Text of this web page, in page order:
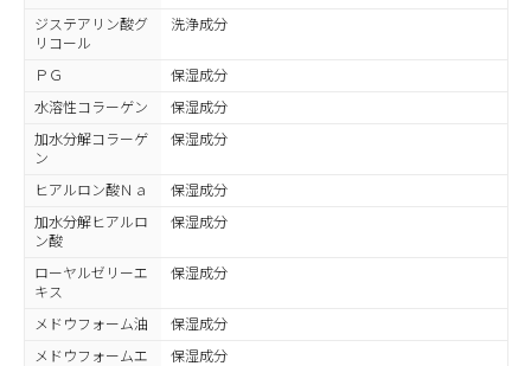
ジステアリン酸グ
リコール
洗浄成分
ＰＧ
保湿成分
水溶性コラーゲン
保湿成分
加水分解コラーゲ
ン
保湿成分
ヒアルロン酸Ｎａ
保湿成分
加水分解ヒアルロ
ン酸
保湿成分
ローヤルゼリーエ
キス
保湿成分
メドウフォーム油
保湿成分
メドウフォームエ
保湿成分